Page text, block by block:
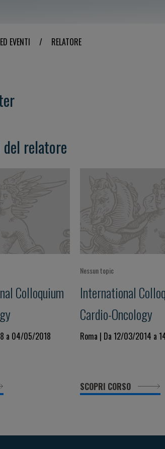
EVENTI / RELATORE
relatore
Colloquium
a 04/05/2018
Nessun topic
International
Cardio-Oncology
Roma | Da 12/03/2014 a
SCOPRI CORSO